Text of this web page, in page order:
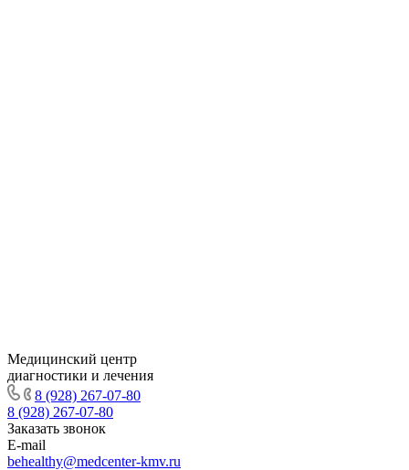
Медицинский центр
диагностики и лечения
8 (928) 267-07-80
8 (928) 267-07-80
Заказать звонок
E-mail
behealthy@medcenter-kmv.ru